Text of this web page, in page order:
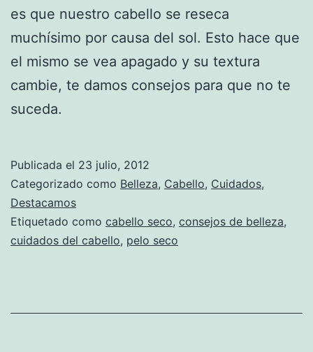
es que nuestro cabello se reseca
muchísimo por causa del sol. Esto hace que
el mismo se vea apagado y su textura
cambie, te damos consejos para que no te
suceda.
Publicada el 23 julio, 2012
Categorizado como Belleza, Cabello, Cuidados,
Destacamos
Etiquetado como cabello seco, consejos de belleza,
cuidados del cabello, pelo seco